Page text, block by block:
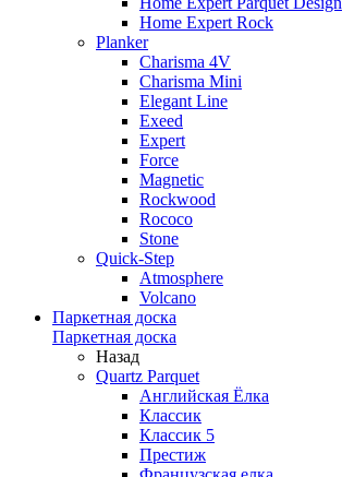
Home Expert Rock
Planker
Charisma 4V
Charisma Mini
Elegant Line
Exeed
Expert
Force
Magnetic
Rockwood
Rococo
Stone
Quick-Step
Atmosphere
Volcano
Паркетная доска
Паркетная доска
Назад
Quartz Parquet
Английская Ёлка
Классик
Классик 5
Престиж